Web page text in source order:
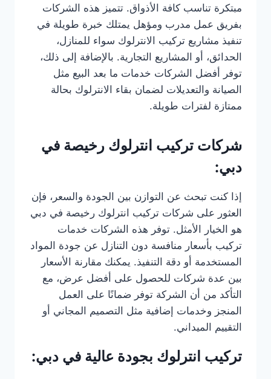
مبتكرة تناسب كافة الأذواق. تتميز هذه الشركات
بفريق عمل مدرب ومؤهل يمتلك خبرة طويلة في
تنفيذ مشاريع تركيب الانترلوك سواء للمنازل،
الحدائق، أو المشاريع التجارية. بالإضافة إلى ذلك،
توفر أفضل الشركات خدمات ما بعد البيع مثل
الصيانة والتعديلات لضمان بقاء الانترلوك بحالة
ممتازة لفترات طويلة.
شركات تركيب انترلوك رخيصة في
دبي:
إذا كنت تبحث عن التوازن بين الجودة والسعر، فإن
العثور على شركات تركيب انترلوك رخيصة في دبي
هو الخيار الأمثل. توفر هذه الشركات خدمات
تركيب بأسعار منافسة دون التنازل عن جودة المواد
المستخدمة أو دقة التنفيذ. يمكنك مقارنة الأسعار
بين عدة شركات للحصول على أفضل عرض، مع
التأكد من أن الشركة توفر ضمانًا على العمل
المنجز وخدمات إضافية مثل التصميم المجاني أو
التقييم الميداني.
تركيب انترلوك بجودة عالية في دبي: